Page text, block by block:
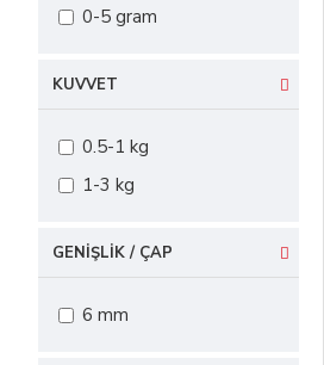
0-5 gram
KUVVET
0.5-1 kg
1-3 kg
GENIŞLIK / ÇAP
6 mm